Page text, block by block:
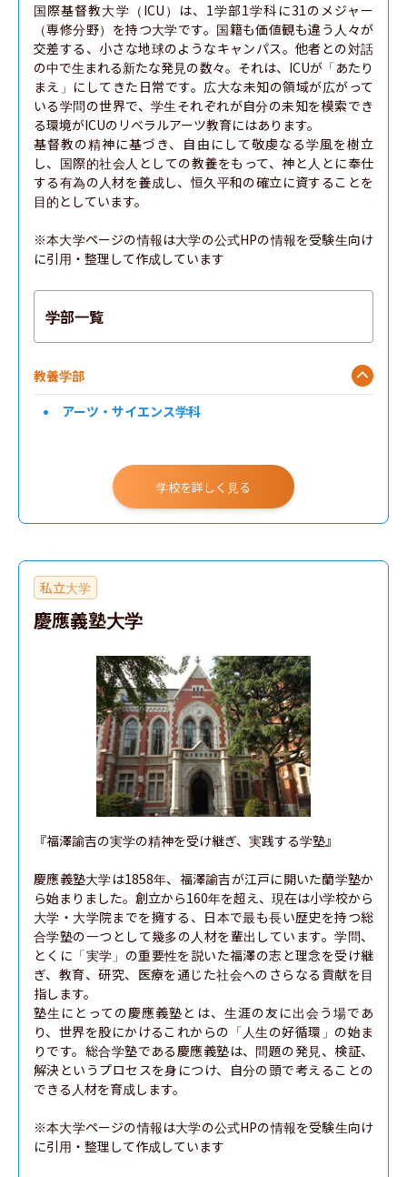
国際基督教大学（ICU）は、1学部1学科に31のメジャー
（専修分野）を持つ大学です。国籍も価値観も違う人々が
交差する、小さな地球のようなキャンパス。他者との対話
の中で生まれる新たな発見の数々。それは、ICUが「あたり
まえ」にしてきた日常です。広大な未知の領域が広がって
いる学問の世界で、学生それぞれが自分の未知を模索でき
る環境がICUのリベラルアーツ教育にはあります。
基督教の精神に基づき、自由にして敬虔なる学風を樹立
し、国際的社会人としての教養をもって、神と人とに奉仕
する有為の人材を養成し、恒久平和の確立に資することを
目的としています。
※本大学ページの情報は大学の公式HPの情報を受験生向け
に引用・整理して作成しています
学部一覧
教養学部
アーツ・サイエンス学科
学校を詳しく見る
私立大学
慶應義塾大学
『福澤諭吉の実学の精神を受け継ぎ、実践する学塾』
慶應義塾大学は1858年、福澤諭吉が江戸に開いた蘭学塾か
ら始まりました。創立から160年を超え、現在は小学校から
大学・大学院までを擁する、日本で最も長い歴史を持つ総
合学塾の一つとして幾多の人材を輩出しています。学問、
とくに「実学」の重要性を説いた福澤の志と理念を受け継
ぎ、教育、研究、医療を通じた社会へのさらなる貢献を目
指します。
塾生にとっての慶應義塾とは、生涯の友に出会う場であ
り、世界を股にかけるこれからの「人生の好循環」の始ま
りです。総合学塾である慶應義塾は、問題の発見、検証、
解決というプロセスを身につけ、自分の頭で考えることの
できる人材を育成します。
※本大学ページの情報は大学の公式HPの情報を受験生向け
に引用・整理して作成しています